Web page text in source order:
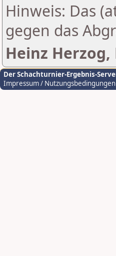
Hinweis: Das
gegen das
Heinz
Der Schachturnier-Ergebnis-
Impressum / Nutzungsbedingungen